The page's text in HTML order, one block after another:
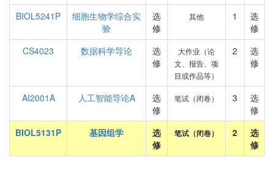
BIOL5241P
细胞生物学综合实
验
选
修
其他 1
选
修
CS4023
数据科学导论
选
修
大作业（论
文、报告、项
目或作品等）
2
选
修
AI2001A 人工智能导论A
选
修
笔试（闭卷） 3
选
修
BIOL5131P
基因组学
选
修
笔试（闭卷） 2
选
修